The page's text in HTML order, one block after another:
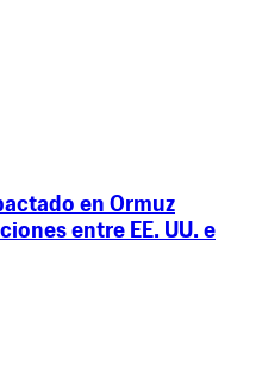
en Ormuz
entre EE. UU. e